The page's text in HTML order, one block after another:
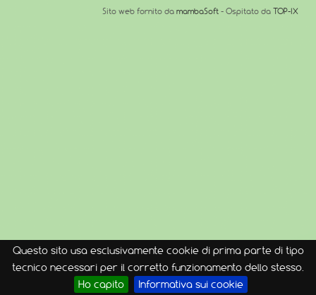
Questo sito usa esclusivamente cookie di prima parte di tipo
tecnico necessari per il corretto funzionamento dello stesso.
Ho capito
Informativa sui cookie
Sito web fornito da mambaSoft - Ospitato da TOP-IX